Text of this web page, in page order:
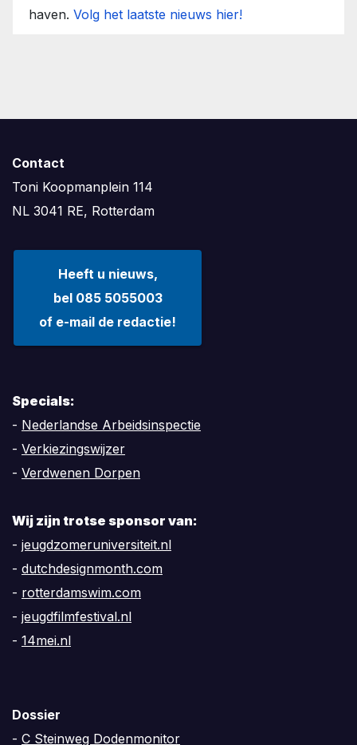
haven. Volg het laatste nieuws hier!
Contact
Toni Koopmanplein 114
NL 3041 RE, Rotterdam
Heeft u nieuws,
bel 085 5055003
of e-mail de redactie!
Specials:
- Nederlandse Arbeidsinspectie
- Verkiezingswijzer
- Verdwenen Dorpen
Wij zijn trotse sponsor van:
- jeugdzomeruniversiteit.nl
- dutchdesignmonth.com
- rotterdamswim.com
- jeugdfilmfestival.nl
- 14mei.nl
Dossier
- C Steinweg Dodenmonitor